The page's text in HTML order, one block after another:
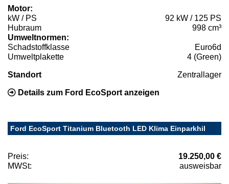
Motor:
kW / PS
92 kW / 125 PS
Hubraum
998 cm³
Umweltnormen:
Schadstoffklasse
Euro6d
Umweltplakette
4 (Green)
Standort Zentrallager
Details zum Ford EcoSport anzeigen
Ford EcoSport Titanium Bluetooth LED Klima Einparkhil
Preis:
19.250,00 €
MWSt:
ausweisbar